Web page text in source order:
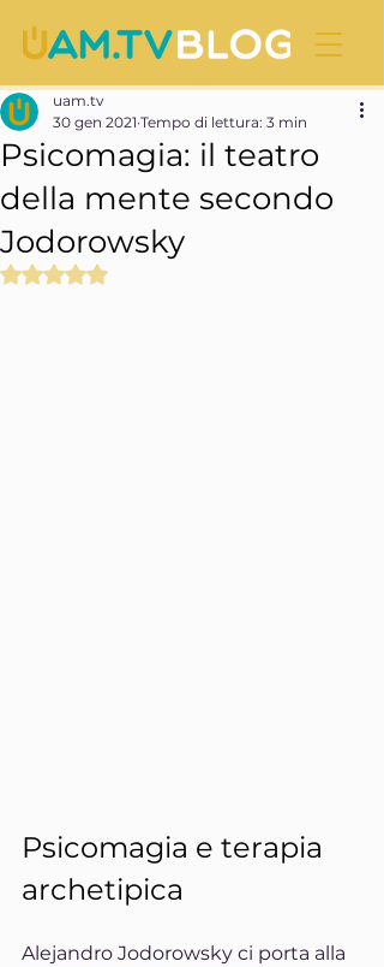
Psicomagia: il teatro
della mente secondo
Jodorowsky
uam.tv
30 gen 2021 Tempo di lettura: 3 min
Valutazione NaN stelle su 5.
Psicomagia e terapia
archetipica
Alejandro Jodorowsky ci porta alla